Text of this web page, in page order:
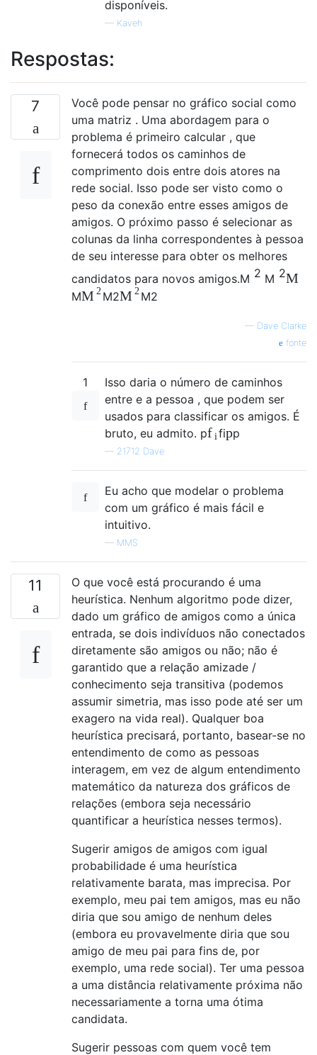
disponíveis.
— Kaveh
Respostas:
7
Você pode pensar no gráfico social como
uma matriz . Uma abordagem para o
problema é primeiro calcular , que
fornecerá todos os caminhos de
comprimento dois entre dois atores na
rede social. Isso pode ser visto como o
peso da conexão entre esses amigos de
amigos. O próximo passo é selecionar as
colunas da linha correspondentes à pessoa
de seu interesse para obter os melhores
candidatos para novos amigos.M 2 M 2M
MM 2 M2M 2 M2
— Dave Clarke
fonte
1
Isso daria o número de caminhos
entre e a pessoa , que podem ser
usados ​​para classificar os amigos. É
bruto, eu admito. pf i fipp
— 21712 Dave
Eu acho que modelar o problema
com um gráfico é mais fácil e
intuitivo.
— MMS
11
O que você está procurando é uma
heurística. Nenhum algoritmo pode dizer,
dado um gráfico de amigos como a única
entrada, se dois indivíduos não conectados
diretamente são amigos ou não; não é
garantido que a relação amizade /
conhecimento seja transitiva (podemos
assumir simetria, mas isso pode até ser um
exagero na vida real). Qualquer boa
heurística precisará, portanto, basear-se no
entendimento de como as pessoas
interagem, em vez de algum entendimento
matemático da natureza dos gráficos de
relações (embora seja necessário
quantificar a heurística nesses termos).
Sugerir amigos de amigos com igual
probabilidade é uma heurística
relativamente barata, mas imprecisa. Por
exemplo, meu pai tem amigos, mas eu não
diria que sou amigo de nenhum deles
(embora eu provavelmente diria que sou
amigo de meu pai para fins de, por
exemplo, uma rede social). Ter uma pessoa
a uma distância relativamente próxima não
necessariamente a torna uma ótima
candidata.
Sugerir pessoas com quem você tem